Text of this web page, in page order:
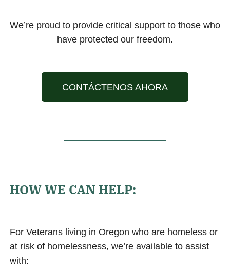
We’re proud to provide critical support to those who
have protected our freedom.
CONTÁCTENOS AHORA
HOW WE CAN HELP:
For Veterans living in Oregon who are homeless or
at risk of homelessness, we’re available to assist
with: